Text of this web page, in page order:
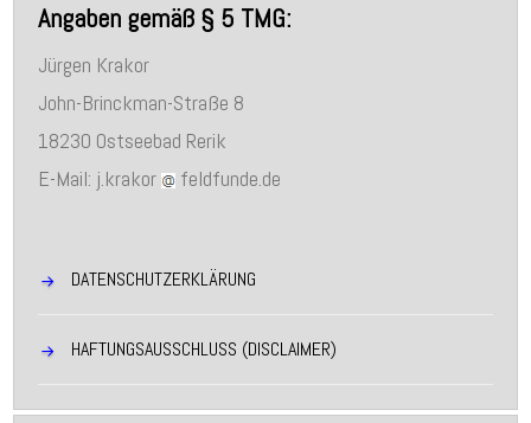
Angaben gemäß § 5 TMG:
Jürgen Krakor
John-Brinckman-Straße 8
18230 Ostseebad Rerik
E-Mail: j.krakor
feldfunde.de
DATENSCHUTZERKLÄRUNG
HAFTUNGSAUSSCHLUSS (DISCLAIMER)